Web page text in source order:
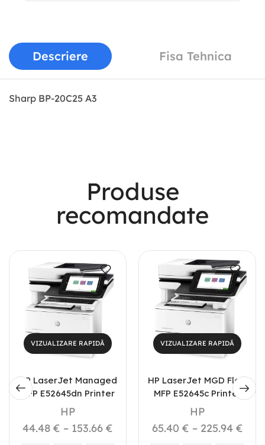
Descriere Fisa Tehnica
Sharp BP-20C25 A3
Powerbank
Shop Now
Produse
recomandate
VIZUALIZARE RAPIDĂ
HP LaserJet Managed
MFP E52645dn Printer
HP
44.48 € – 153.66 €
VIZUALIZARE RAPIDĂ
HP LaserJet MGD Flow
MFP E52645c Printer
HP
65.40 € – 225.94 €